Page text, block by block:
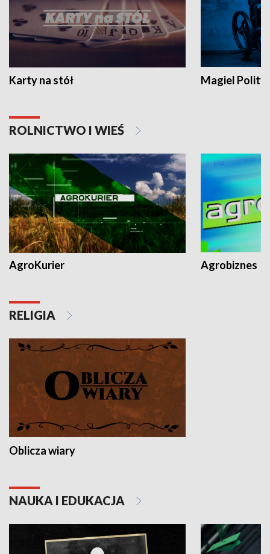
Karty na stół Magiel
ROLNICTWO I WIEŚ
AgroKurier Agrobiznes
RELIGIA
Oblicza wiary
NAUKA I EDUKACJA